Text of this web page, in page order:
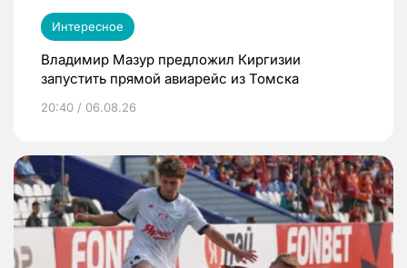
Интересное
Владимир Мазур предложил Киргизии
запустить прямой авиарейс из Томска
20:40 / 06.08.26